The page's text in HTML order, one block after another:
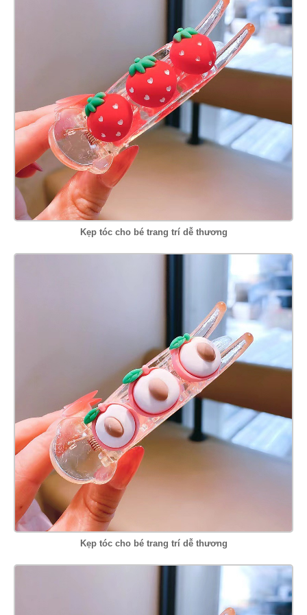
Kẹp tóc cho bé trang trí dễ thương
Kẹp tóc cho bé trang trí dễ thương